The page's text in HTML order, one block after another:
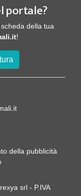
portale?
della tua
!
della pubblicità
srl - P.IVA